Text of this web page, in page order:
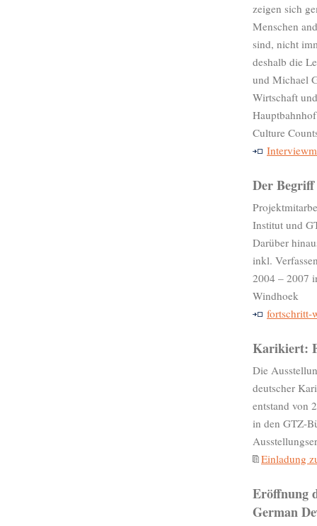
zeigen sich
Menschen
sind, nicht
deshalb die
und Michael
Wirtschaft
Culture
Der
Institut und
Darüber
inkl.
2004 – 2007
Windhoek
fortschritt-
Karikiert:
Die
deutscher
entstand von
in den GTZ-
Einladung
Eröffnung
German